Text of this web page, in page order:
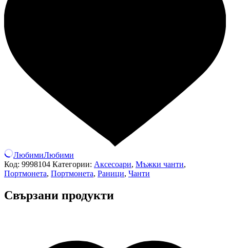
ЛюбимиЛюбими
Код: 9998104 Категории: Аксесоари, Мъжки чанти,
Портмонета, Портмонета, Раници, Чанти
Свързани продукти